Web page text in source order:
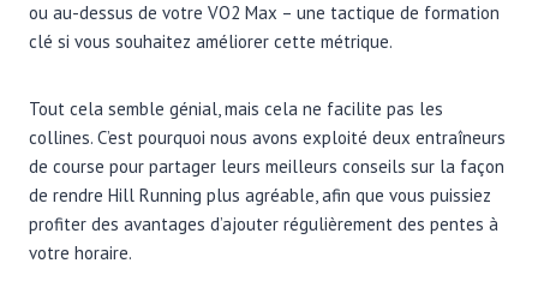
ou au-dessus de votre VO2 Max – une tactique de formation
clé si vous souhaitez améliorer cette métrique.
Tout cela semble génial, mais cela ne facilite pas les
collines. C’est pourquoi nous avons exploité deux entraîneurs
de course pour partager leurs meilleurs conseils sur la façon
de rendre Hill Running plus agréable, afin que vous puissiez
profiter des avantages d’ajouter régulièrement des pentes à
votre horaire.